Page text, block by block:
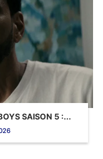
SAISON 5 :...